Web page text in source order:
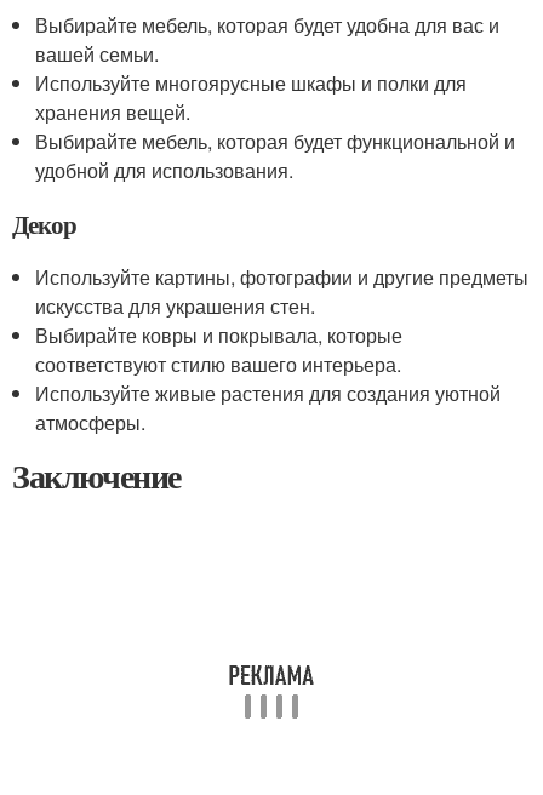
Выбирайте мебель, которая будет удобна для вас и
вашей семьи.
Используйте многоярусные шкафы и полки для
хранения вещей.
Выбирайте мебель, которая будет функциональной и
удобной для использования.
Декор
Используйте картины, фотографии и другие предметы
искусства для украшения стен.
Выбирайте ковры и покрывала, которые
соответствуют стилю вашего интерьера.
Используйте живые растения для создания уютной
атмосферы.
Заключение